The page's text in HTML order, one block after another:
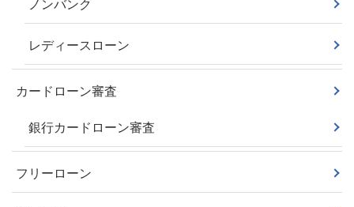
ノンバンク
レディースローン
カードローン審査
銀行カードローン審査
フリーローン